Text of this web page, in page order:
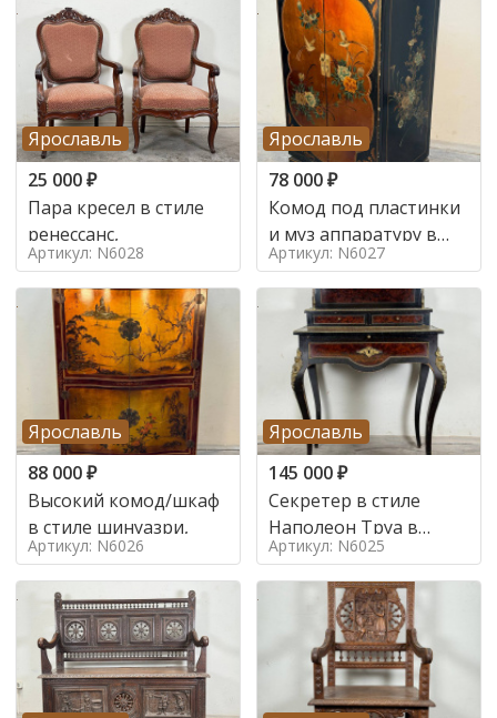
Ярославль
25 000₽
Пара кресел в стиле
ренессанс,
Артикул: N6028
Ярославль
78 000₽
Комод под пластинки
и муз аппаратуру в
стиле шинуазри,
Артикул: N6027
Ярославль
88 000₽
Высокий комод/шкаф
в стиле шинуазри,
Артикул: N6026
Ярославль
145 000₽
Секретер в стиле
Наполеон Труа в
стиле 19 век
Артикул: N6025